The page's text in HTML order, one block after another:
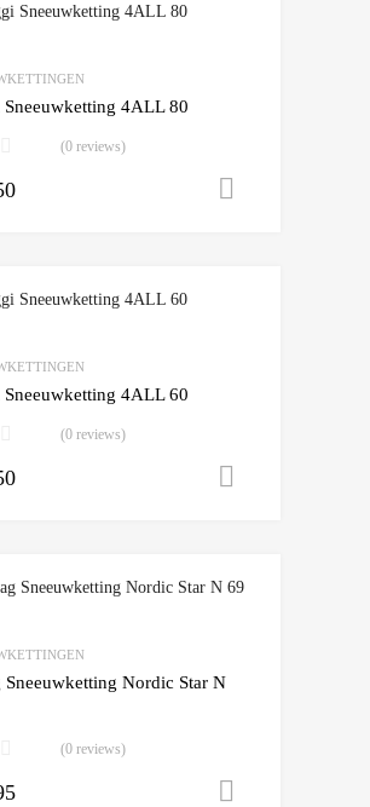
4ALL 80
(0 reviews)
4ALL 60
(0 reviews)
Sneeuwketting Nordic Star N
(0 reviews)